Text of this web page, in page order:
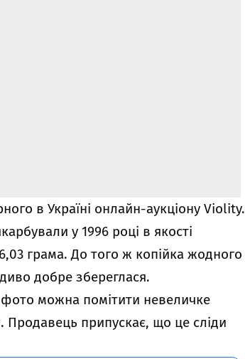
в Україні онлайн-аукціону Violity.
у 1996 році в якості
грама. До того ж копійка жодного
добре збереглася.
можна помітити невеличке
припускає, що це сліди